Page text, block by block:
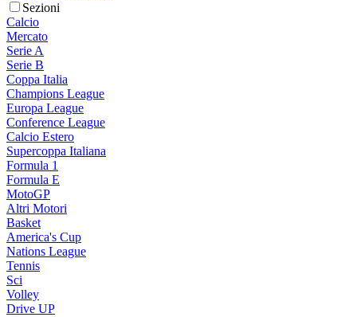
Sezioni
Calcio
Mercato
Serie A
Serie B
Coppa Italia
Champions League
Europa League
Conference League
Calcio Estero
Supercoppa Italiana
Formula 1
Formula E
MotoGP
Altri Motori
Basket
America's Cup
Nations League
Tennis
Sci
Volley
Drive UP